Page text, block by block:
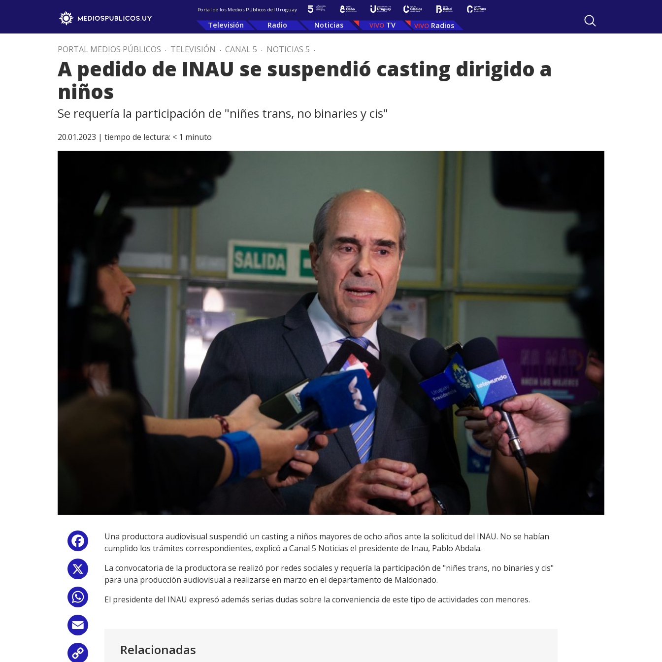
Portal de los Medios Públicos del Uruguay
Televisión Radio Noticias TV Radios
PORTAL MEDIOS PÚBLICOS . TELEVISIÓN . CANAL 5 . NOTICIAS 5 .
A pedido de INAU se suspendió casting dirigido a
niños
Se requería la participación de "niñes trans, no binaries y cis"
20.01.2023 | tiempo de lectura: < 1 minuto
Facebook
WhatsApp
Una productora audiovisual suspendió un casting a niños mayores de ocho años ante la solicitud del INAU. No se habían
cumplido los trámites correspondientes, explicó a Canal 5 Noticias el presidente de Inau, Pablo Abdala.
La convocatoria de la productora se realizó por redes sociales y requería la participación de "niñes trans, no binaries y cis"
para una producción audiovisual a realizarse en marzo en el departamento de Maldonado.
El presidente del INAU expresó además serias dudas sobre la conveniencia de este tipo de actividades con menores.
Relacionadas